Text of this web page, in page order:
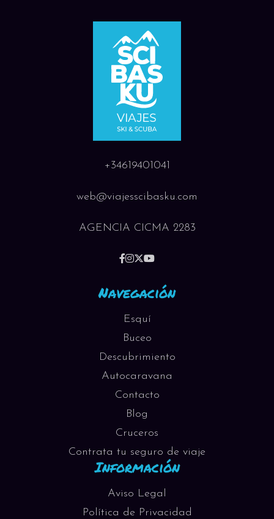
+34619401041
web@viajesscibasku.com
AGENCIA CICMA 2283
Navegación
Esquí
Buceo
Descubrimiento
Autocaravana
Contacto
Blog
Cruceros
Contrata tu seguro de viaje
Información
Aviso Legal
Política de Privacidad